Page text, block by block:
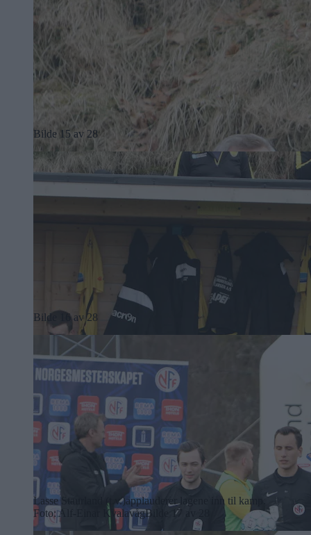
Bilde 15 av 28
Bilde 16 av 28
Lasse Staurland (t.v.)applauderer lagene inn til kamp.
Foto: Alf-Einar KvalavågBilde 17 av 28